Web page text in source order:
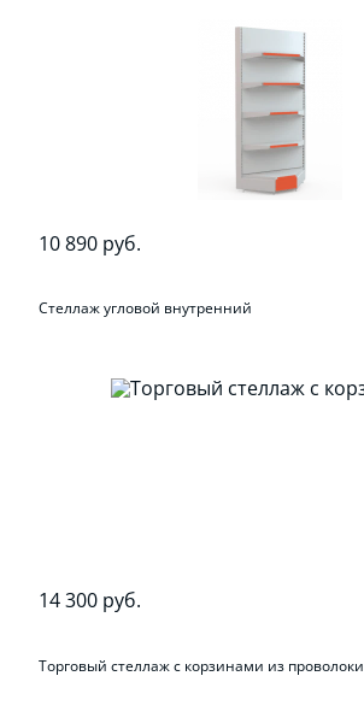
10 890 руб.
Стеллаж угловой внутренний
14 300 руб.
Торговый стеллаж с корзинами из проволоки